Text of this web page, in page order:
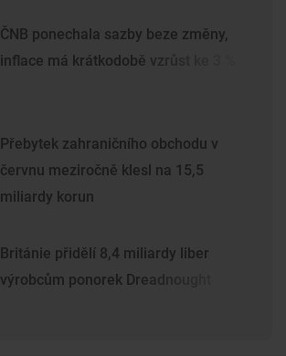
ČNB ponechala sazby beze změny,
inflace má krátkodobě vzrůst ke 3 %
Přebytek zahraničního obchodu v
červnu meziročně klesl na 15,5
miliardy korun
Británie přidělí 8,4 miliardy liber
výrobcům ponorek Dreadnought